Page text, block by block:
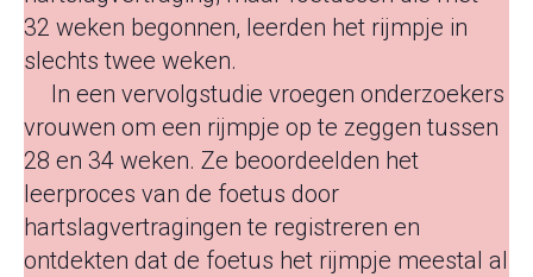
32 ​​weken begonnen, leerden het rijmpje in
slechts twee weken.
In een vervolgstudie vroegen onderzoekers
vrouwen om een ​​rijmpje op te zeggen tussen
28 en 34 weken. Ze beoordeelden het
leerproces van de foetus door
hartslagvertragingen te registreren en
ontdekten dat de foetus het rijmpje meestal al